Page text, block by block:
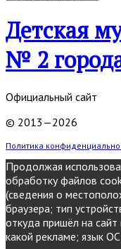
Детская
№ 2
Официальный сайт
© 2013—2026
Политика
Продолжая
обработку файлов
(сведения о
браузера; тип
откуда пришёл на сайт
какой рекламе; язык